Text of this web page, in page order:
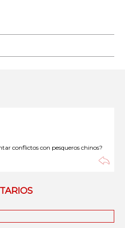
conflictos con pesqueros chinos?